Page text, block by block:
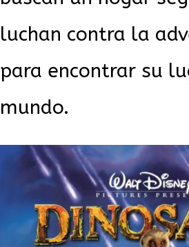
luchan contra la
para encontrar su
mundo.